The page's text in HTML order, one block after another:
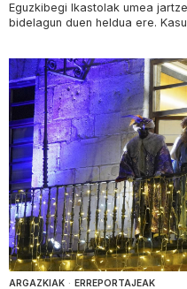
Eguzkibegi Ikastolak umea
bidelagun duen heldua ere.
ARGAZKIAK · ERREPORTAJEAK